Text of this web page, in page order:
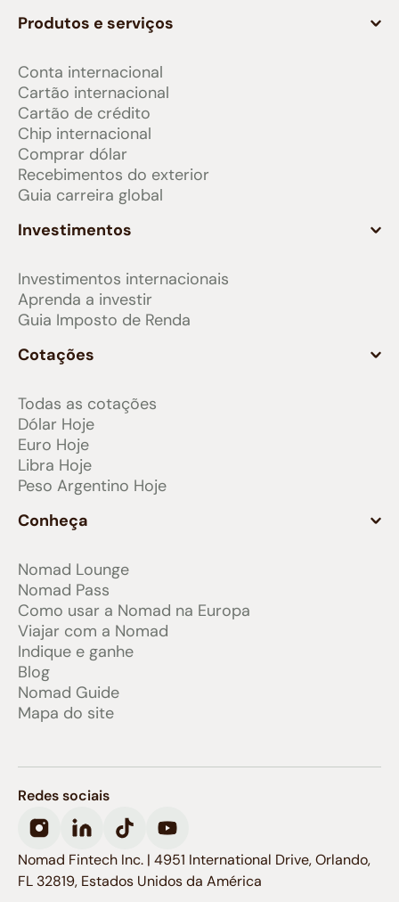
Produtos e serviços
Conta internacional
Cartão internacional
Cartão de crédito
Chip internacional
Comprar dólar
Recebimentos do exterior
Guia carreira global
Investimentos
Investimentos internacionais
Aprenda a investir
Guia Imposto de Renda
Cotações
Todas as cotações
Dólar Hoje
Euro Hoje
Libra Hoje
Peso Argentino Hoje
Conheça
Nomad Lounge
Nomad Pass
Como usar a Nomad na Europa
Viajar com a Nomad
Indique e ganhe
Blog
Nomad Guide
Mapa do site
Redes sociais
Nomad Fintech Inc. | 4951 International Drive, Orlando,
FL 32819, Estados Unidos da América